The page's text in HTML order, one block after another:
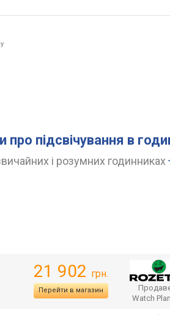
підсвічування в
і розумних годинниках
21 902 грн.
Перейти в магазин
Watch